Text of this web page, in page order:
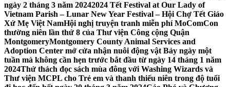
ngày 2 tháng 3 năm 20242024 Tết Festival at Our Lady of
Vietnam Parish – Lunar New Year Festival – Hội Chợ Tết Giáo
Xứ Mẹ Việt NamHội nghị truyện tranh miễn phí MoComCon
thường niên lần thứ 8 của Thư viện Công cộng Quận
MontgomeryMontgomery County Animal Services and
Adoption Center mở cửa nhận nuôi động vật Bảy ngày một
tuần mà không cần hẹn trước bắt đầu từ ngày 14 tháng 1 năm
2024Thử thách đọc sách mùa đông với Washing Wizards và
Thư viện MCPL cho Trẻ em và thanh thiếu niên trong độ tuổi